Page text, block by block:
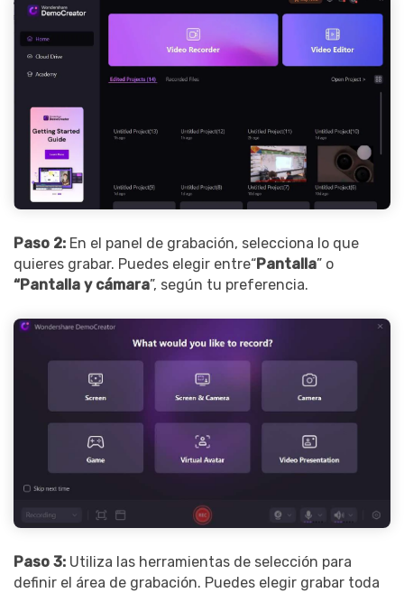
Paso 2: En el panel de grabación, selecciona lo que
quieres grabar. Puedes elegir entre“Pantalla” o
“Pantalla y cámara”, según tu preferencia.
Paso 3: Utiliza las herramientas de selección para
definir el área de grabación. Puedes elegir grabar toda